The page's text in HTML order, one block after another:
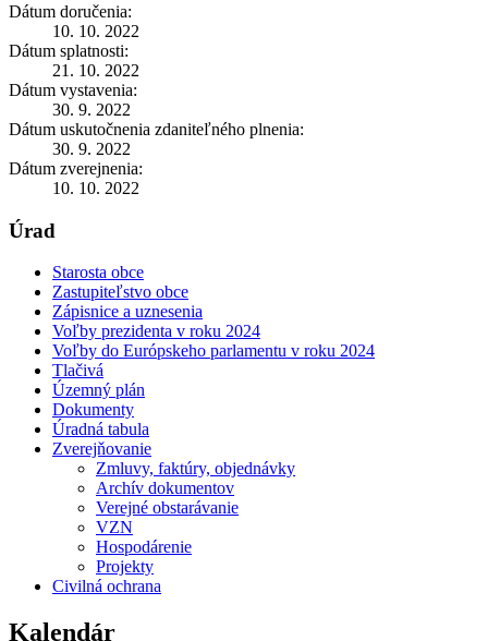
Dátum doručenia:
10. 10. 2022
Dátum splatnosti:
21. 10. 2022
Dátum vystavenia:
30. 9. 2022
Dátum uskutočnenia zdaniteľného plnenia:
30. 9. 2022
Dátum zverejnenia:
10. 10. 2022
Úrad
Starosta obce
Zastupiteľstvo obce
Zápisnice a uznesenia
Voľby prezidenta v roku 2024
Voľby do Európskeho parlamentu v roku 2024
Tlačivá
Územný plán
Dokumenty
Úradná tabula
Zverejňovanie
Zmluvy, faktúry, objednávky
Archív dokumentov
Verejné obstarávanie
VZN
Hospodárenie
Projekty
Civilná ochrana
Kalendár